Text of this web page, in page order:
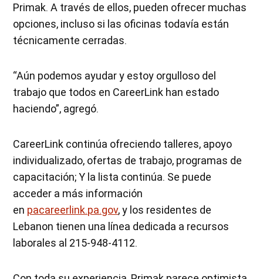
Primak. A través de ellos, pueden ofrecer muchas
opciones, incluso si las oficinas todavía están
técnicamente cerradas.
“Aún podemos ayudar y estoy orgulloso del
trabajo que todos en CareerLink han estado
haciendo”, agregó.
CareerLink continúa ofreciendo talleres, apoyo
individualizado, ofertas de trabajo, programas de
capacitación; Y la lista continúa. Se puede
acceder a más información
en pacareerlink.pa.gov, y los residentes de
Lebanon tienen una línea dedicada a recursos
laborales al 215-948-4112.